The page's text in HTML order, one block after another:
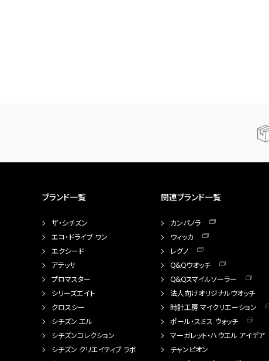
ブランド一覧
ザ・シチズン
エコ・ドライブ ワン
エクシード
アテッサ
プロマスター
シリーズエイト
クロスシー
シチズン エル
シチズンコレクション
シチズン クリエイティブ ラボ
関連ブランド一覧
カンパノラ
ウィッカ
レグノ
Q&Qウオッチ
Q&Qスマイルソーラー
法人向けオリジナルウオッチ
時計工房 マイクリエーション
ポール・スミス ウォッチ
マーガレット・ハウエル アイデア
チャンピオン